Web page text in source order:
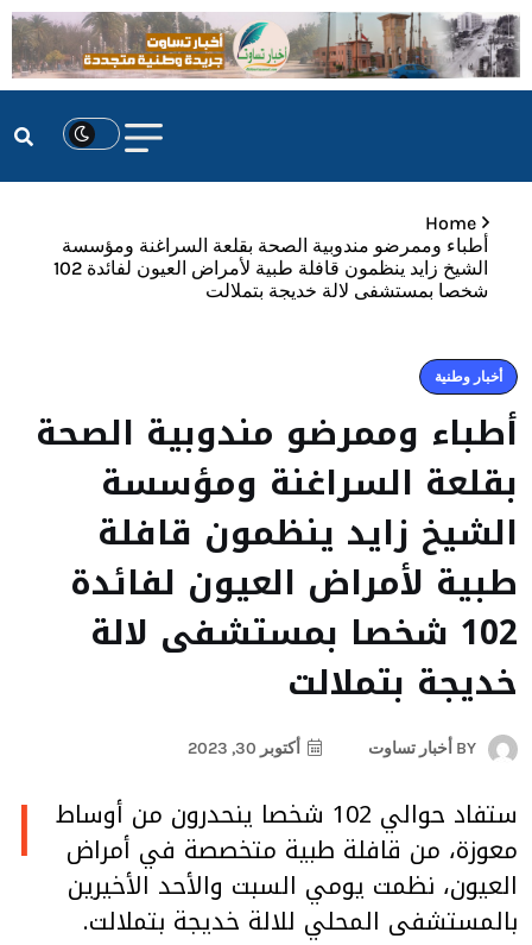
Home
أطباء وممرضو مندوبية الصحة بقلعة السراغنة ومؤسسة
الشيخ زايد ينظمون قافلة طبية لأمراض العيون لفائدة 102
شخصا بمستشفى لالة خديجة بتملالت
أخبار وطنية
أطباء وممرضو مندوبية الصحة
بقلعة السراغنة ومؤسسة
الشيخ زايد ينظمون قافلة
طبية لأمراض العيون لفائدة
102 شخصا بمستشفى لالة
خديجة بتملالت
BY أخبار تساوت أكتوبر 30, 2023
ا ستفاد حوالي 102 شخصا ينحدرون من أوساط
معوزة، من قافلة طبية متخصصة في أمراض
العيون، نظمت يومي السبت والأحد الأخيرين
بالمستشفى المحلي للالة خديجة بتملالت.